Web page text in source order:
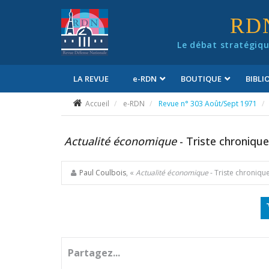
Le débat
LA REVUE e-RDN BOUTIQUE
Accueil e-RDN Revue n° 303 Août/Sept 1971
Actualité économique - Triste chronique
Paul Coulbois, « Actualité économique- Triste
Partagez...